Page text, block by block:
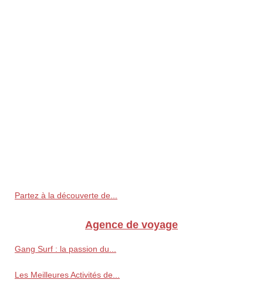
Partez à la découverte de...
Agence de voyage
Gang Surf : la passion du...
Les Meilleures Activités de...